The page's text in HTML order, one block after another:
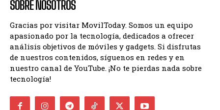
SOBRE NOSOTROS
Gracias por visitar MovilToday. Somos un equipo
apasionado por la tecnología, dedicados a ofrecer
análisis objetivos de móviles y gadgets. Si disfrutas
de nuestros contenidos, síguenos en redes y en
nuestro canal de YouTube. ¡No te pierdas nada sobre
tecnología!